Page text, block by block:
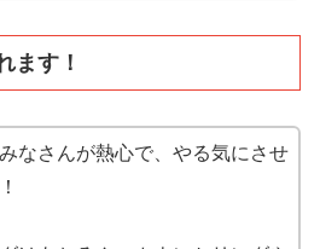
ます！
なさんが熱心で、やる気にさせ